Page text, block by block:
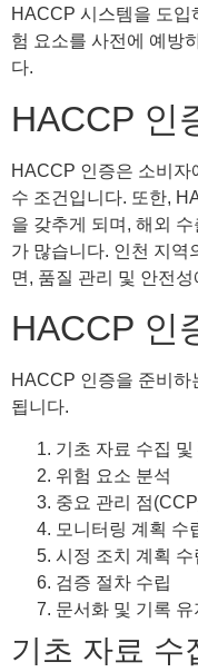
HACCP 시스템을 도입
험 요소를 사전에 예방
다.
HACCP 인
HACCP 인증은 소비자
수 조건입니다. 또한,
을 갖추게 되며, 해외
가 많습니다. 인천 지
면, 품질 관리 및 안전
HACCP 인
HACCP 인증을 준비하
됩니다.
기초 자료 수집 및
위험 요소 분석
중요 관리 점
모니터링 계획 수
시정 조치 계획 수
검증 절차 수립
문서화 및 기록 유
기초 자료 수